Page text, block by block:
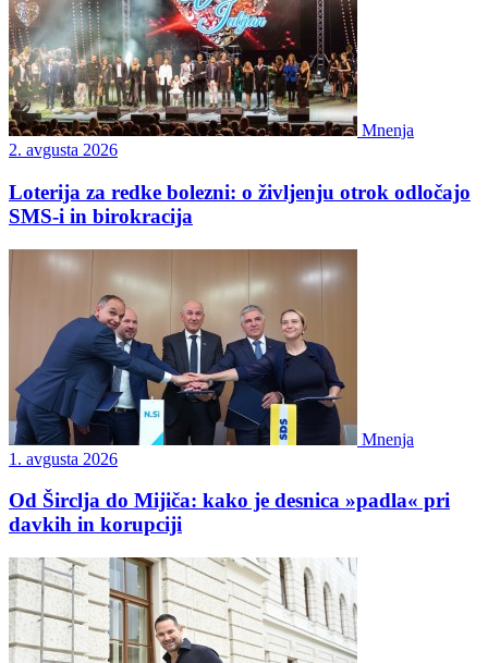
Mnenja
2. avgusta 2026
Loterija za redke bolezni: o življenju otrok odločajo
SMS-i in birokracija
Mnenja
1. avgusta 2026
Od Širclja do Mijiča: kako je desnica »padla« pri
davkih in korupciji